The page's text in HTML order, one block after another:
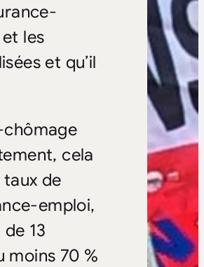
les
et qu’il
chômage
cela
de
emploi,
13
moins 70 %